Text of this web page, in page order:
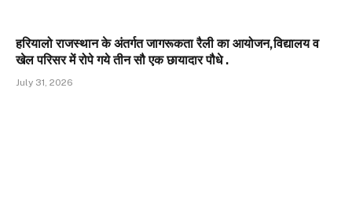
हरियालो राजस्थान के अंतर्गत जागरूकता रैली का आयोजन,विद्यालय व
खेल परिसर में रोपे गये तीन सौ एक छायादार पौधे .
July 31, 2026